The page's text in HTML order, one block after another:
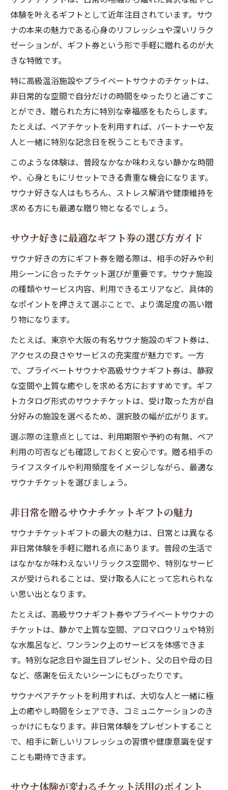
サウナギフト券で喜ばれるプレゼント体験
贈る相手別サウナチケットの選び方と活用
法
サウナ好きにも初心者にも最適なギフト券
特別な日を彩る癒しのサウナ時間
記念日に贈るサウナチケットの選び方
サウナギフト券で特別な日を演出するコツ
ととのう体験を贈るサウナチケットの魅力
パートナーと楽しむサウナペアチケット活
用法
サウナチケットで思い出深い時間を過ごそ
う
サウナギフト券で広がる体験の幅と選択肢
サウナチケットがもたらす心身のリフレッ
シュ
ギフト券利用で楽しむ高級サウナの世界
サウナギフトカタログの上手な選び方とは
サウナチケットが人気の理由と実例紹介
ペアや大阪限定のサウナチケット活用法
サウナペアチケットで特別な時間を共有し
よう
大阪のサウナギフト券はイベントにも最適
ペア利用で広がるサウナチケットの楽しみ
大阪限定サウナチケットの選び方ポイント
サウナギフト券で仲間と過ごす贅沢な時間
高級感あふれるサウナギフトカタログの選び方
サウナギフトカタログで叶える贅沢体験
特別感を演出する高級サウナチケットギフ
ト
高級ギフト券で選ぶサウナ体験の魅力
サウナギフトカタログで差がつく贈り物選
び
体験を叶えるギフトとして近年注目されています。サウ
ナの本来の魅力である心身のリフレッシュや深いリラク
ゼーションが、ギフト券という形で手軽に贈れるのが大
きな特徴です。
特に高級温浴施設やプライベートサウナのチケットは、
非日常的な空間で自分だけの時間をゆったりと過ごすこ
とができ、贈られた方に特別な幸福感をもたらします。
たとえば、ペアチケットを利用すれば、パートナーや友
人と一緒に特別な記念日を祝うこともできます。
このような体験は、普段なかなか味わえない静かな時間
や、心身ともにリセットできる貴重な機会になります。
サウナ好きな人はもちろん、ストレス解消や健康維持を
求める方にも最適な贈り物となるでしょう。
サウナ好きに最適なギフト券の選び方ガイド
サウナ好きの方にギフト券を贈る際は、相手の好みや利
用シーンに合ったチケット選びが重要です。サウナ施設
の種類やサービス内容、利用できるエリアなど、具体的
なポイントを押さえて選ぶことで、より満足度の高い贈
り物になります。
たとえば、東京や大阪の有名サウナ施設のギフト券は、
アクセスの良さやサービスの充実度が魅力です。一方
で、プライベートサウナや高級サウナギフト券は、静寂
な空間や上質な癒やしを求める方におすすめです。ギフ
トカタログ形式のサウナチケットは、受け取った方が自
分好みの施設を選べるため、選択肢の幅が広がります。
選ぶ際の注意点としては、利用期限や予約の有無、ペア
利用の可否なども確認しておくと安心です。贈る相手の
ライフスタイルや利用頻度をイメージしながら、最適な
サウナチケットを選びましょう。
非日常を贈るサウナチケットギフトの魅力
サウナチケットギフトの最大の魅力は、日常とは異なる
非日常体験を手軽に贈れる点にあります。普段の生活で
はなかなか味わえないリラックス空間や、特別なサービ
スが受けられることは、受け取る人にとって忘れられな
い思い出となります。
たとえば、高級サウナギフト券やプライベートサウナの
チケットは、静かで上質な空間、アロマロウリュや特別
な水風呂など、ワンランク上のサービスを体感できま
す。特別な記念日や誕生日プレゼント、父の日や母の日
など、感謝を伝えたいシーンにもぴったりです。
サウナペアチケットを利用すれば、大切な人と一緒に極
上の癒やし時間をシェアでき、コミュニケーションのき
っかけにもなります。非日常体験をプレゼントすること
で、相手に新しいリフレッシュの習慣や健康意識を促す
ことも期待できます。
サウナ体験が変わるチケット活用のポイント